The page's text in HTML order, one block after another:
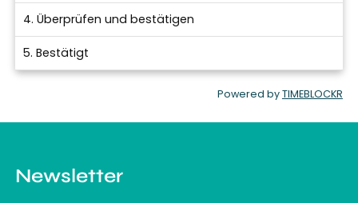
4. Überprüfen und bestätigen
5. Bestätigt
Powered byTIMEBLOCKR
Newsletter